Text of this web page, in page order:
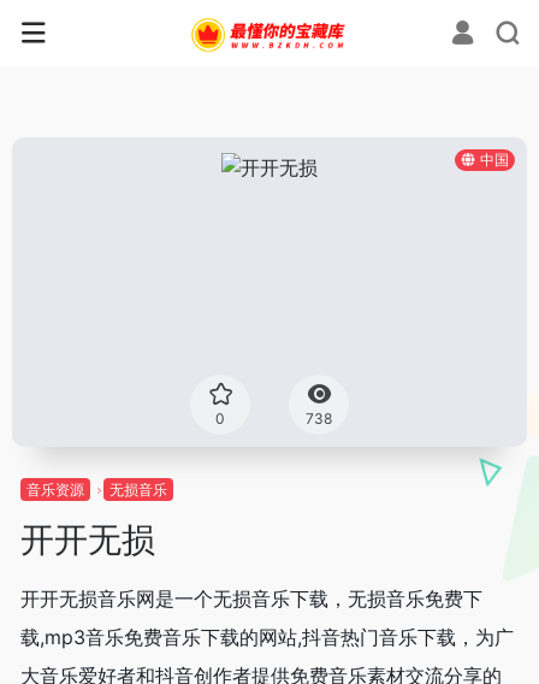
中国
0 738
音乐资源 无损音乐
开开无损
开开无损音乐网是一个无损音乐下载，无损音乐免费下
载,mp3音乐免费音乐下载的网站,抖音热门音乐下载，为广
大音乐爱好者和抖音创作者提供免费音乐素材交流分享的